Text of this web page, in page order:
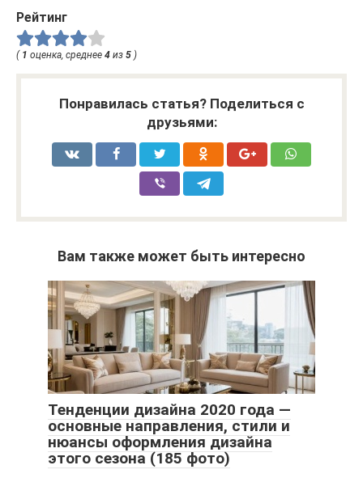
Рейтинг
( 1 оценка, среднее 4 из 5 )
Понравилась статья? Поделиться с
друзьями:
Вам также может быть интересно
Тенденции дизайна 2020 года —
основные направления, стили и
нюансы оформления дизайна
этого сезона (185 фото)